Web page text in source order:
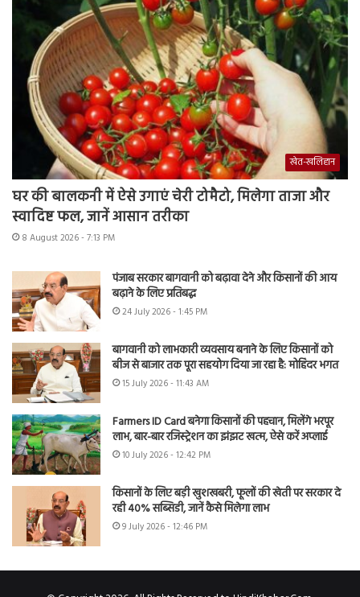
खेत-खलिहान
घर की बालकनी में ऐसे उगाएं चेरी टोमैटो, मिलेगा ताजा और
स्वादिष्ट फल, जानें आसान तरीका
8 August 2026 - 7:13 PM
पंजाब सरकार बागवानी को बढ़ावा देने और किसानों की आय
बढ़ाने के लिए प्रतिबद्ध
24 July 2026 - 1:45 PM
बागवानी को लाभकारी व्यवसाय बनाने के लिए किसानों को
बीज से बाजार तक पूरा सहयोग दिया जा रहा है: मोहिंदर भगत
15 July 2026 - 11:43 AM
Farmers ID Card बनेगा किसानों की पहचान, मिलेंगे भरपूर
लाभ, बार-बार रजिस्ट्रेशन का झंझट खत्म, ऐसे करें अप्लाई
10 July 2026 - 12:42 PM
किसानों के लिए बड़ी खुशखबरी, फूलों की खेती पर सरकार दे
रही 40% सब्सिडी, जानें कैसे मिलेगा लाभ
9 July 2026 - 12:46 PM